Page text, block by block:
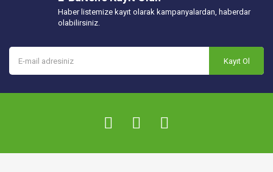
Haber listemize kayıt olarak kampanyalardan, haberdar
olabilirsiniz.
Kayıt Ol